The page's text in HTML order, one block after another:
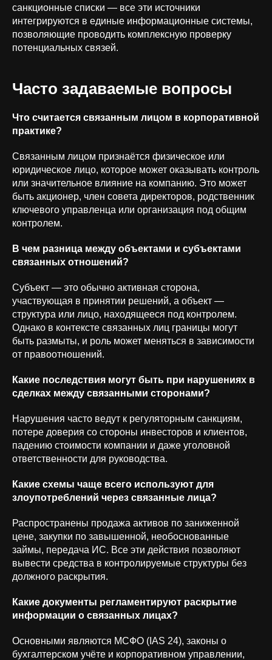
санкционные списки — все эти источники
интегрируются в единые информационные системы,
позволяющие проводить комплексную проверку
потенциальных связей.
Часто задаваемые вопросы
Что считается связанным лицом в корпоративной
практике?
Связанным лицом признаётся физическое или
юридическое лицо, которое может оказывать контроль
или значительное влияние на компанию. Это может
быть акционер, член совета директоров, родственник
ключевого управленца или организация под общим
контролем.
В чем разница между объектами и субъектами
связанных отношений?
Субъект — это обычно активная сторона,
участвующая в принятии решений, а объект —
структура или лицо, находящееся под контролем.
Однако в контексте связанных лиц границы могут
быть размыты, и роль может меняться в зависимости
от правоотношений.
Какие последствия могут быть при нарушениях в
сделках между связанными сторонами?
Нарушения часто ведут к регуляторным санкциям,
потере доверия со стороны инвесторов и клиентов,
падению стоимости компании и даже уголовной
ответственности для руководства.
Какие схемы чаще всего используют для
злоупотреблений через связанные лица?
Распространены продажа активов по заниженной
цене, закупки по завышенной, необоснованные
займы, передача ИС. Все эти действия позволяют
вывести средства в контролируемые структуры без
должного раскрытия.
Какие документы регламентируют раскрытие
информации о связанных лицах?
Основными являются МСФО (IAS 24), законы о
бухгалтерском учёте и корпоративном управлении,